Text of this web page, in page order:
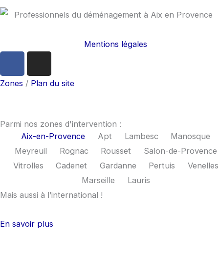
Mentions légales
c
o
s
r
a
m
Zones / Plan du site
Parmi nos zones d'intervention :
Aix-en-Provence
Apt Lambesc
Manosque
Meyreuil
Rognac Rousset
Salon-de-Provence
Vitrolles
Cadenet Gardanne Pertuis
Venelles
Marseille
Lauris
Mais aussi à l’international !
En savoir plus